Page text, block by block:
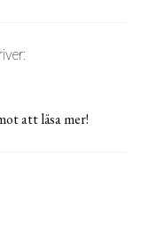
att läsa mer!